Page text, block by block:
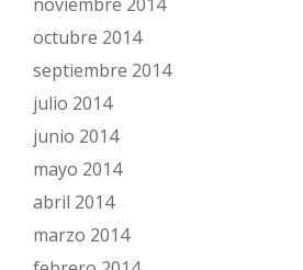
octubre 2014
septiembre 2014
julio 2014
junio 2014
mayo 2014
abril 2014
marzo 2014